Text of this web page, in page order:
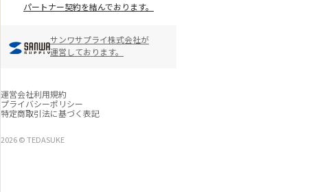
パートナー契約を結んでおります。
サンワサプライ株式会社が
運営しております。
運営会社利用規約
プライバシーポリシー
特定商取引法に基づく表記
2026 © TEDASUKE